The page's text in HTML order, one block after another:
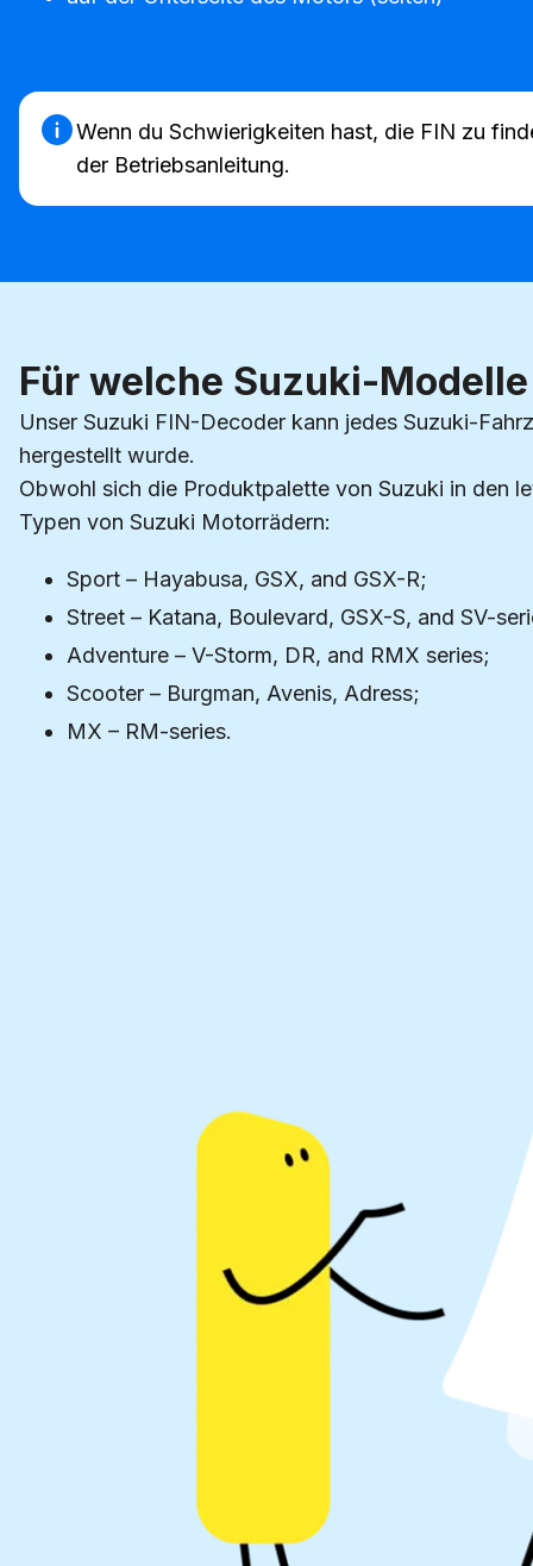
Wenn du Schwierigkeiten hast, die FIN zu
der Betriebsanleitung.
Für welche Suzuki-
Unser Suzuki FIN-Decoder kann jedes Suzuki-
hergestellt wurde.
Obwohl sich die Produktpalette von Suzuki in den
Typen von Suzuki Motorrädern:
Sport – Hayabusa, GSX, and GSX-R;
Street – Katana, Boulevard, GSX-S, and SV-
Adventure – V-Storm, DR, and RMX series;
Scooter – Burgman, Avenis, Adress;
MX – RM-series.